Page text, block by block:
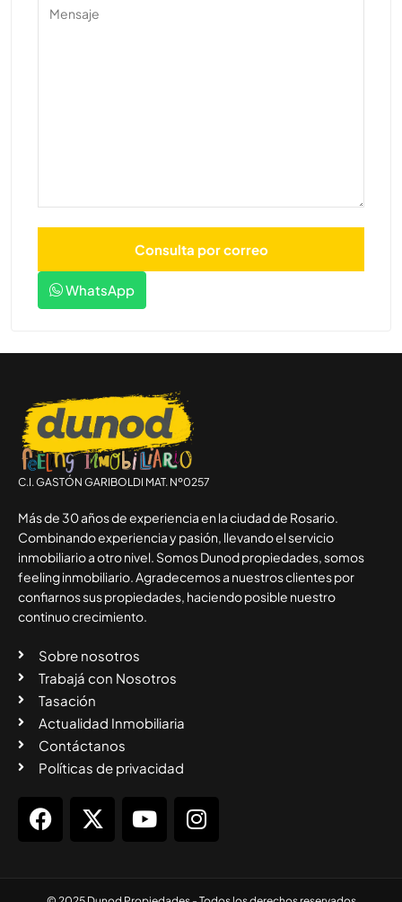
WhatsApp
C.I. GASTÓN GARIBOLDI MAT. Nº0257
Más de 30 años de experiencia en la ciudad de Rosario.
Combinando experiencia y pasión, llevando el servicio
inmobiliario a otro nivel. Somos Dunod propiedades, somos
feeling inmobiliario. Agradecemos a nuestros clientes por
confiarnos sus propiedades, haciendo posible nuestro
continuo crecimiento.
Sobre nosotros
Trabajá con Nosotros
Tasación
Actualidad Inmobiliaria
Contáctanos
Políticas de privacidad